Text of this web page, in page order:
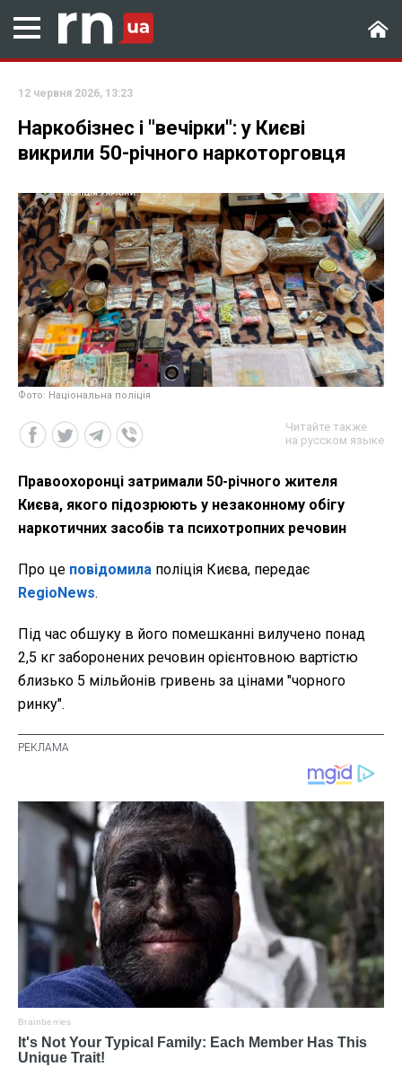
12 червня 2026, 13:23
Наркобізнес і "вечірки": у Києві
викрили 50-річного наркоторговця
Фото: Національна поліція
Читайте также
на русском языке
Правоохоронці затримали 50-річного жителя
Києва, якого підозрюють у незаконному обігу
наркотичних засобів та психотропних речовин
Про це повідомила поліція Києва, передає
RegioNews.
Під час обшуку в його помешканні вилучено понад
2,5 кг заборонених речовин орієнтовною вартістю
близько 5 мільйонів гривень за цінами "чорного
ринку".